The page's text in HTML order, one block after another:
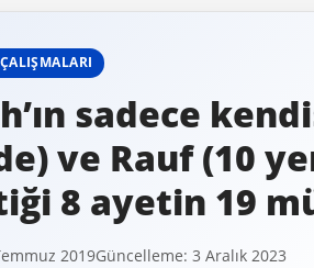
sadece
ve Rauf (10
8 ayetin 19
2019Güncelleme: 3 Aralık 2023